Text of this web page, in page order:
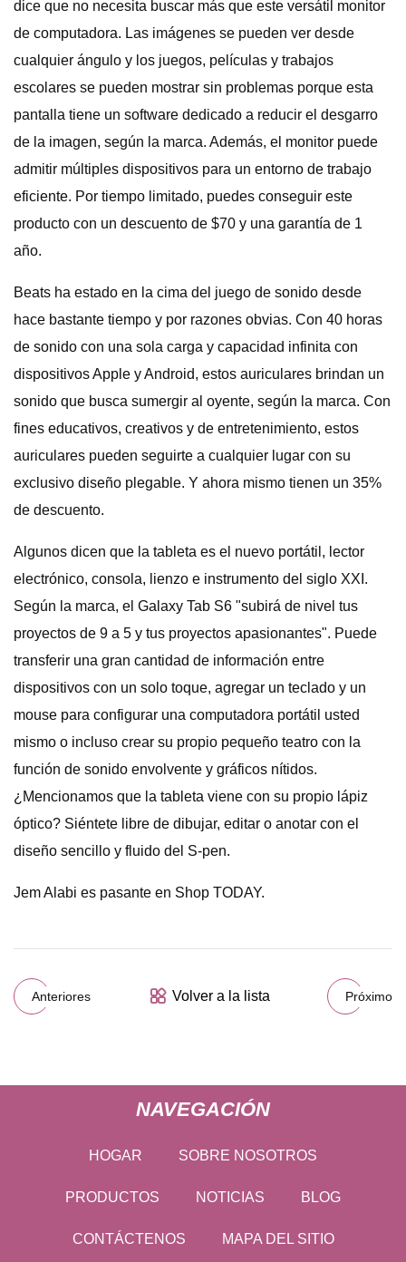
dice que no necesita buscar más que este versátil monitor
de computadora. Las imágenes se pueden ver desde
cualquier ángulo y los juegos, películas y trabajos
escolares se pueden mostrar sin problemas porque esta
pantalla tiene un software dedicado a reducir el desgarro
de la imagen, según la marca. Además, el monitor puede
admitir múltiples dispositivos para un entorno de trabajo
eficiente. Por tiempo limitado, puedes conseguir este
producto con un descuento de $70 y una garantía de 1
año.
Beats ha estado en la cima del juego de sonido desde
hace bastante tiempo y por razones obvias. Con 40 horas
de sonido con una sola carga y capacidad infinita con
dispositivos Apple y Android, estos auriculares brindan un
sonido que busca sumergir al oyente, según la marca. Con
fines educativos, creativos y de entretenimiento, estos
auriculares pueden seguirte a cualquier lugar con su
exclusivo diseño plegable. Y ahora mismo tienen un 35%
de descuento.
Algunos dicen que la tableta es el nuevo portátil, lector
electrónico, consola, lienzo e instrumento del siglo XXI.
Según la marca, el Galaxy Tab S6 "subirá de nivel tus
proyectos de 9 a 5 y tus proyectos apasionantes". Puede
transferir una gran cantidad de información entre
dispositivos con un solo toque, agregar un teclado y un
mouse para configurar una computadora portátil usted
mismo o incluso crear su propio pequeño teatro con la
función de sonido envolvente y gráficos nítidos.
¿Mencionamos que la tableta viene con su propio lápiz
óptico? Siéntete libre de dibujar, editar o anotar con el
diseño sencillo y fluido del S-pen.
Jem Alabi es pasante en Shop TODAY.
Anteriores Volver a la lista Próximo
NAVEGACIÓN
HOGAR SOBRE NOSOTROS
PRODUCTOS NOTICIAS BLOG
CONTÁCTENOS MAPA DEL SITIO